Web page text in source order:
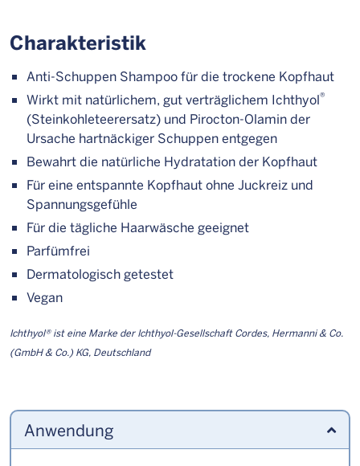
Charakteristik
Anti-Schuppen Shampoo für die trockene Kopfhaut
Wirkt mit natürlichem, gut verträglichem Ichthyol®
(Steinkohleteerersatz) und Pirocton-Olamin der
Ursache hartnäckiger Schuppen entgegen
Bewahrt die natürliche Hydratation der Kopfhaut
Für eine entspannte Kopfhaut ohne Juckreiz und
Spannungsgefühle
Für die tägliche Haarwäsche geeignet
Parfümfrei
Dermatologisch getestet
Vegan
Ichthyol® ist eine Marke der Ichthyol-Gesellschaft Cordes, Hermanni & Co.
(GmbH & Co.) KG, Deutschland
Anwendung